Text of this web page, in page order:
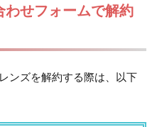
わせフォームで解約
ンズを解約する際は、以下